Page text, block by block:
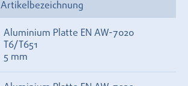
Artikelbezeichnung
Aluminium Platte EN AW-7020
T6/T651
5 mm